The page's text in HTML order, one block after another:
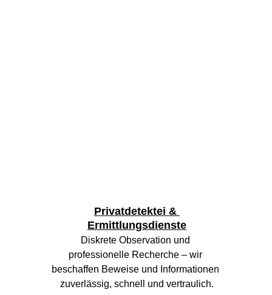
Privatdetektei &
Ermittlungsdienste
Diskrete Observation und
professionelle Recherche – wir
beschaffen Beweise und Informationen
zuverlässig, schnell und vertraulich.